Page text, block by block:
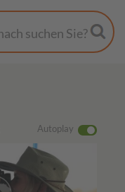
Autoplay